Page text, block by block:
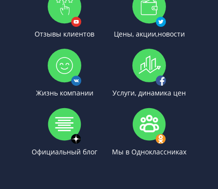
Отзывы клиентов Цены, акции,новости
Жизнь компании Услуги, динамика цен
Официальный блог Мы в Одноклассниках